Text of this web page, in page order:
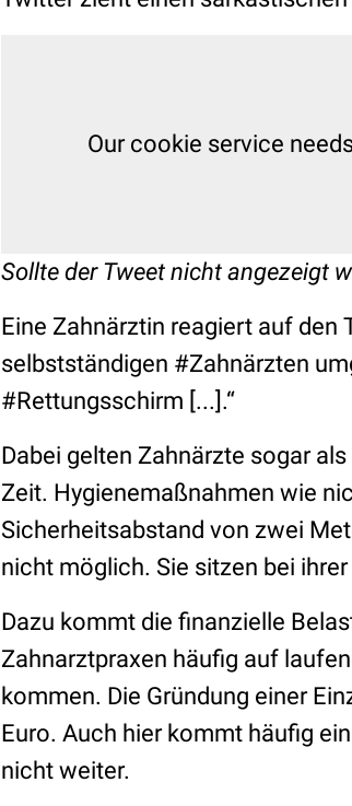
Our cookie service
Sollte der Tweet nicht angezeigt
Eine Zahnärztin reagiert auf den
selbstständigen #Zahnärzten
#Rettungsschirm [...].“
Dabei gelten Zahnärzte sogar
Zeit. Hygienemaßnahmen wie
Sicherheitsabstand von zwei
nicht möglich. Sie sitzen bei
Dazu kommt die finanzielle
Zahnarztpraxen häufig auf
kommen. Die Gründung einer
Euro. Auch hier kommt häufig
nicht weiter.